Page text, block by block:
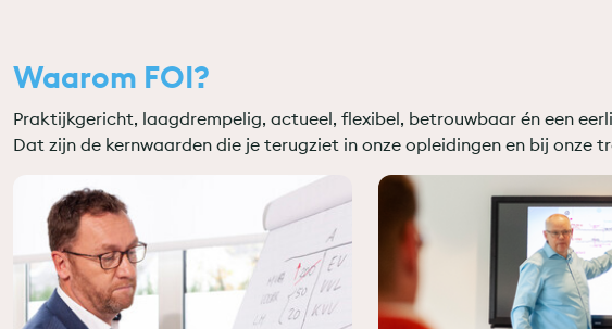
Waarom FOI?
Praktijkgericht, laagdrempelig, actueel, flexibel, betrouwbaar én een
Dat zijn de kernwaarden die je terugziet in onze opleidingen en bij onze